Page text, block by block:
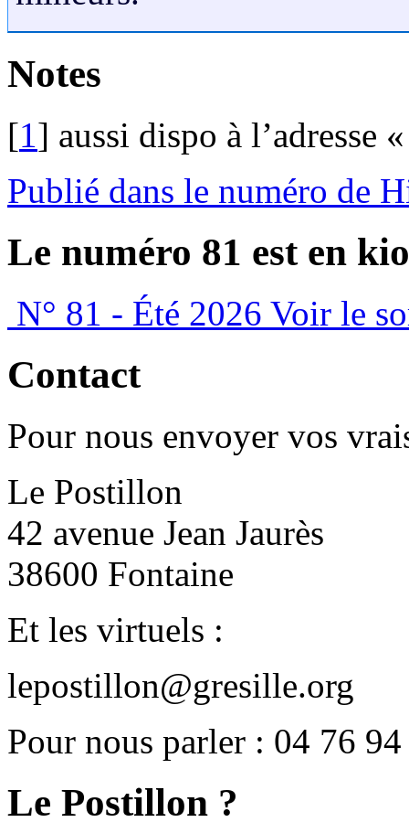
Notes
[1] aussi dispo à l’adresse
Publié dans le numéro de
Le numéro 81 est en
N° 81 - Été 2026 Voir le
Contact
Pour nous envoyer vos
Le Postillon
42 avenue Jean Jaurès
38600 Fontaine
Et les virtuels :
lepostillon@gresille.org
Pour nous parler : 04 76
Le Postillon ?